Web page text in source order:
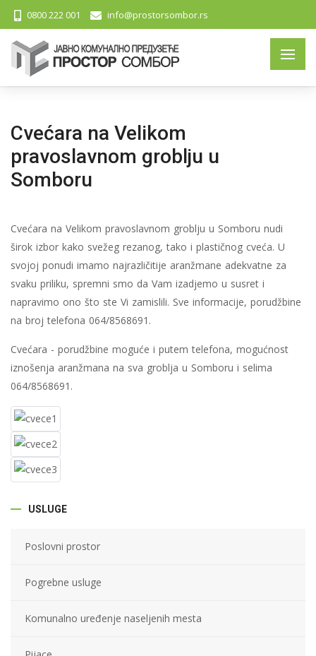
0800 222 001 info@prostorsombor.rs
Cvećara na Velikom
pravoslavnom groblju u
Somboru
Cvećara na Velikom pravoslavnom groblju u Somboru nudi
širok izbor kako svežeg rezanog, tako i plastičnog cveća. U
svojoj ponudi imamo najrazličitije aranžmane adekvatne za
svaku priliku, spremni smo da Vam izadjemo u susret i
napravimo ono što ste Vi zamislili. Sve informacije, porudžbine
na broj telefona 064/8568691 .
Cvećara - porudžbine moguće i putem telefona, mogućnost
iznošenja aranžmana na sva groblja u Somboru i selima
064/8568691 .
USLUGE
Poslovni prostor
Pogrebne usluge
Komunalno uređenje naseljenih mesta